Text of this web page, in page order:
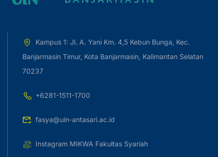
Kampus 1: Jl. A. Yani Km. 4,5 Kebun Bunga, Kec.
Banjarmasin Timur, Kota Banjarmasin, Kalimantan Selatan
70237
+6281-1511-1700
fasya@uin-antasari.ac.id
Instagram MIKWA Fakultas Syariah